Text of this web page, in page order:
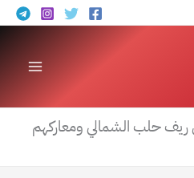
ريف حلب الشمالي ومعاركهم